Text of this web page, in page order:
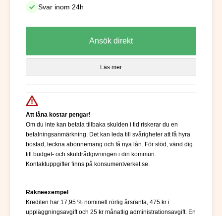
Svar inom 24h
Ansök direkt
Läs mer
Att låna kostar pengar!
Om du inte kan betala tillbaka skulden i tid riskerar du en
betalningsanmärkning. Det kan leda till svårigheter att få hyra
bostad, teckna abonnemang och få nya lån. För stöd, vänd dig
till budget- och skuldrådgivningen i din kommun.
Kontaktuppgifter finns på konsumentverket.se.
Räkneexempel
Krediten har 17,95 % nominell rörlig årsränta, 475 kr i
uppläggningsavgift och 25 kr månatlig administrationsavgift. En